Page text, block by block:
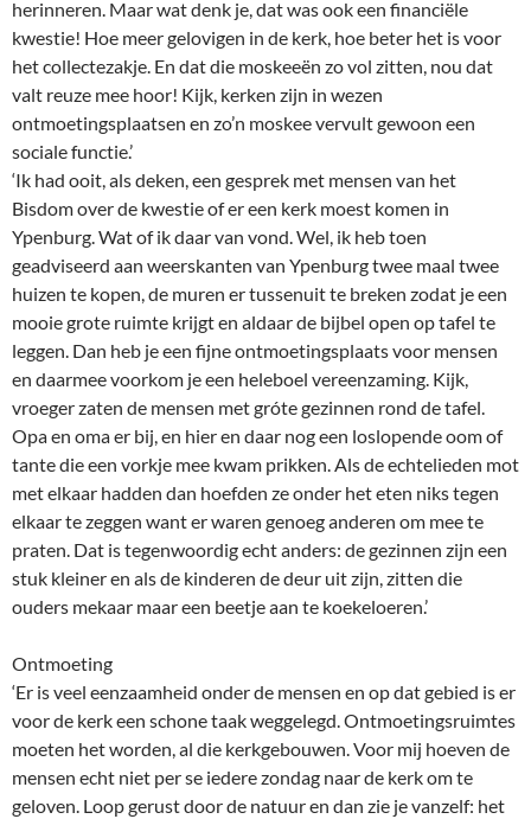
herinneren. Maar wat denk je, dat was ook een financiële
kwestie! Hoe meer gelovigen in de kerk, hoe beter het is voor
het collectezakje. En dat die moskeeën zo vol zitten, nou dat
valt reuze mee hoor! Kijk, kerken zijn in wezen
ontmoetingsplaatsen en zo’n moskee vervult gewoon een
sociale functie.’
‘Ik had ooit, als deken, een gesprek met mensen van het
Bisdom over de kwestie of er een kerk moest komen in
Ypenburg. Wat of ik daar van vond. Wel, ik heb toen
geadviseerd aan weerskanten van Ypenburg twee maal twee
huizen te kopen, de muren er tussenuit te breken zodat je een
mooie grote ruimte krijgt en aldaar de bijbel open op tafel te
leggen. Dan heb je een fijne ontmoetingsplaats voor mensen
en daarmee voorkom je een heleboel vereenzaming. Kijk,
vroeger zaten de mensen met gróte gezinnen rond de tafel.
Opa en oma er bij, en hier en daar nog een loslopende oom of
tante die een vorkje mee kwam prikken. Als de echtelieden mot
met elkaar hadden dan hoefden ze onder het eten niks tegen
elkaar te zeggen want er waren genoeg anderen om mee te
praten. Dat is tegenwoordig echt anders: de gezinnen zijn een
stuk kleiner en als de kinderen de deur uit zijn, zitten die
ouders mekaar maar een beetje aan te koekeloeren.’
Ontmoeting
‘Er is veel eenzaamheid onder de mensen en op dat gebied is er
voor de kerk een schone taak weggelegd. Ontmoetingsruimtes
moeten het worden, al die kerkgebouwen. Voor mij hoeven de
mensen echt niet per se iedere zondag naar de kerk om te
geloven. Loop gerust door de natuur en dan zie je vanzelf: het